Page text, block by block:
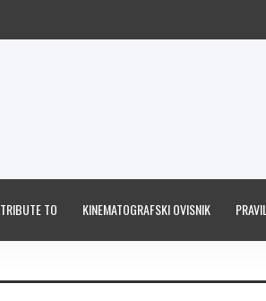
TRIBUTE TO KINEMATOGRAFSKI OVISNIK